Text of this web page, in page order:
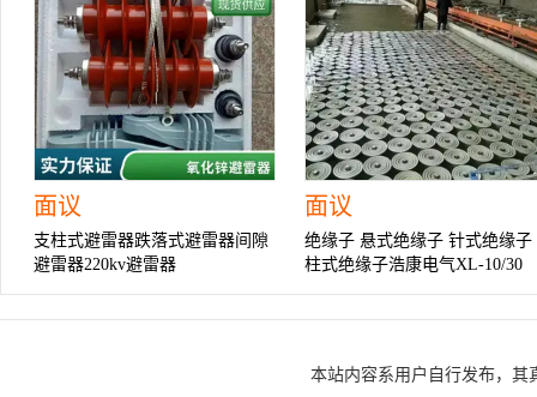
面议
支柱式避雷器跌落式避雷器间隙
避雷器220kv避雷器
面议
绝缘子 悬式绝缘子 针式绝缘子
柱式绝缘子浩康电气XL-10/30
本站内容系用户自行发布，其